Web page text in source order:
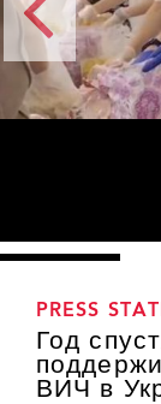
PRESS
Год
ВИЧ в